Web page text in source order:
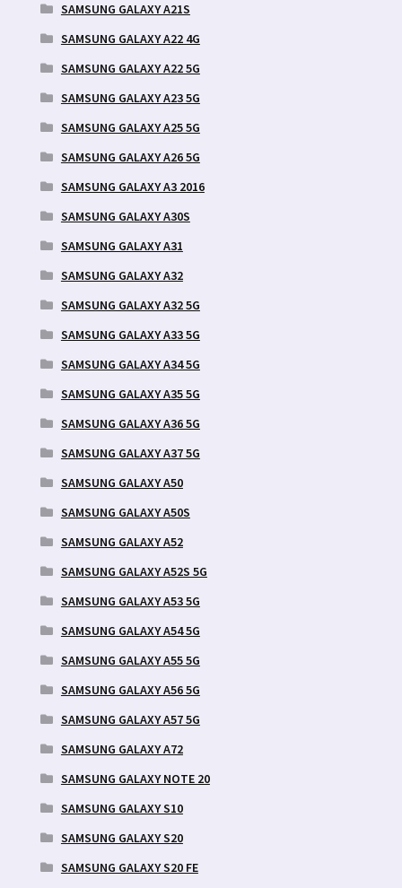
SAMSUNG GALAXY A21S
SAMSUNG GALAXY A22 4G
SAMSUNG GALAXY A22 5G
SAMSUNG GALAXY A23 5G
SAMSUNG GALAXY A25 5G
SAMSUNG GALAXY A26 5G
SAMSUNG GALAXY A3 2016
SAMSUNG GALAXY A30S
SAMSUNG GALAXY A31
SAMSUNG GALAXY A32
SAMSUNG GALAXY A32 5G
SAMSUNG GALAXY A33 5G
SAMSUNG GALAXY A34 5G
SAMSUNG GALAXY A35 5G
SAMSUNG GALAXY A36 5G
SAMSUNG GALAXY A37 5G
SAMSUNG GALAXY A50
SAMSUNG GALAXY A50S
SAMSUNG GALAXY A52
SAMSUNG GALAXY A52S 5G
SAMSUNG GALAXY A53 5G
SAMSUNG GALAXY A54 5G
SAMSUNG GALAXY A55 5G
SAMSUNG GALAXY A56 5G
SAMSUNG GALAXY A57 5G
SAMSUNG GALAXY A72
SAMSUNG GALAXY NOTE 20
SAMSUNG GALAXY S10
SAMSUNG GALAXY S20
SAMSUNG GALAXY S20 FE